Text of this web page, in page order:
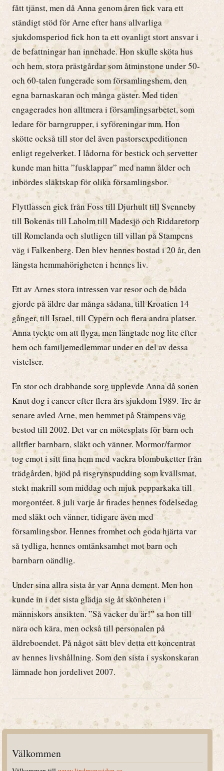
fått tjänst, men då Anna genom åren fick vara ett
ständigt stöd för Arne efter hans allvarliga
sjukdomsperiod fick hon ta ett ovanligt stort ansvar i
de befattningar han innehade. Hon skulle sköta hus
och hem, stora prästgårdar som åtminstone under 50-
och 60-talen fungerade som församlingshem, den
egna barnaskaran och många gäster. Med tiden
engagerades hon alltmera i församlingsarbetet, som
ledare för barngrupper, i syföreningar mm. Hon
skötte också till stor del även pastorsexpeditionen
enligt regelverket. I lådorna för bestick och servetter
kunde man hitta ”fusklappar” med namn ålder och
inbördes släktskap för olika församlingsbor.
Flyttlassen gick från Foss till Djurhult till Svenneby
till Bokenäs till Laholm till Madesjö och Riddaretorp
till Romelanda och slutligen till villan på Stampens
väg i Falkenberg. Den blev hennes bostad i 20 år, den
längsta hemmahörigheten i hennes liv.
Ett av Arnes stora intressen var resor och de båda
gjorde på äldre dar många sådana, till Kroatien 14
gånger, till Israel, till Cypern och flera andra platser.
Anna tyckte om att flyga, men längtade nog lite efter
hem och familjemedlemmar under en del av dessa
vistelser.
En stor och drabbande sorg upplevde Anna då sonen
Knut dog i cancer efter flera års sjukdom 1989. Tre år
senare avled Arne, men hemmet på Stampens väg
bestod till 2002. Det var en mötesplats för barn och
alltfler barnbarn, släkt och vänner. Mormor/farmor
tog emot i sitt fina hem med vackra blombuketter från
trädgården, bjöd på risgrynspudding som kvällsmat,
stekt makrill som middag och mjuk pepparkaka till
morgontéet. 8 juli varje år firades hennes födelsedag
med släkt och vänner, tidigare även med
församlingsbor. Hennes fromhet och goda hjärta var
så tydliga, hennes omtänksamhet mot barn och
barnbarn oändlig.
Under sina allra sista år var Anna dement. Men hon
kunde in i det sista glädja sig åt skönheten i
människors ansikten. ”Så vacker du är!” sa hon till
nära och kära, men också till personalen på
äldreboendet. På något sätt blev detta ett koncentrat
av hennes livshållning. Som den sista i syskonskaran
lämnade hon jordelivet 2007.
Välkommen